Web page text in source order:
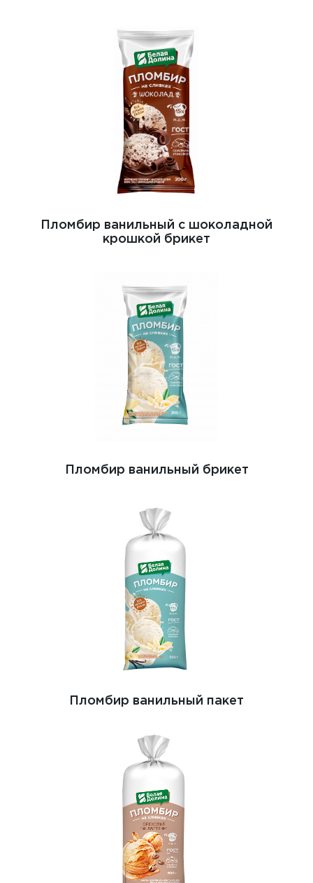
Пломбир ванильный с шоколадной
крошкой брикет
Пломбир ванильный брикет
Пломбир ванильный пакет